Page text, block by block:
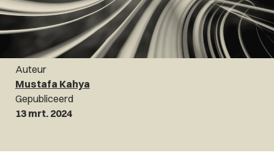
Auteur
Mustafa Kahya
Gepubliceerd
13 mrt. 2024